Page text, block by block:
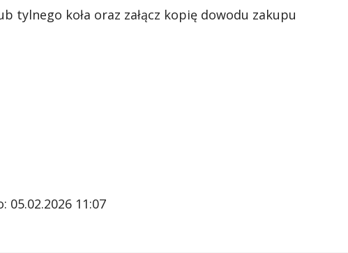
tylnego koła oraz załącz kopię dowodu zakupu
05.02.2026 11:07